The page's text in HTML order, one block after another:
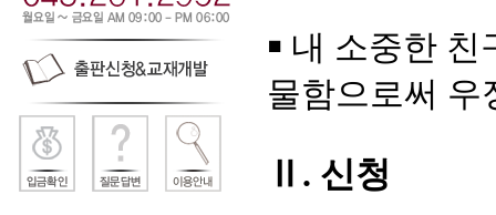
￭ 내 소중한 친
물함으로써 우
Ⅱ. 신청